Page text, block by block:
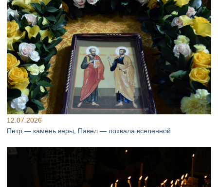
12.07.2026
Петр — камень веры, Павел — похвала вселенной